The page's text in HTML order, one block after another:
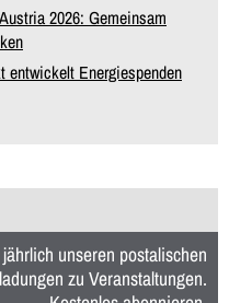
2026: Gemeinsam
entwickelt Energiespenden
unseren postalischen
zu Veranstaltungen.